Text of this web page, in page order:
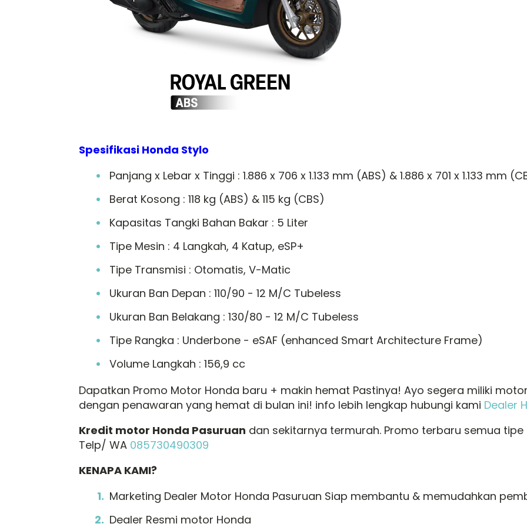
Spesifikasi Honda Stylo
Panjang x Lebar x Tinggi : 1.886 x 706 x 1.133 mm (ABS) & 1.886 x 701 x 1.133 mm
Berat Kosong : 118 kg (ABS) & 115 kg (CBS)
Kapasitas Tangki Bahan Bakar : 5 Liter
Tipe Mesin : 4 Langkah, 4 Katup, eSP+
Tipe Transmisi : Otomatis, V-Matic
Ukuran Ban Depan : 110/90 - 12 M/C Tubeless
Ukuran Ban Belakang : 130/80 - 12 M/C Tubeless
Tipe Rangka : Underbone - eSAF (enhanced Smart Architecture Frame)
Volume Langkah : 156,9 cc
Dapatkan Promo Motor Honda baru + makin hemat Pastinya! Ayo segera miliki
dengan penawaran yang hemat di bulan ini! info lebih lengkap hubungi kami Dealer
Kredit motor Honda Pasuruan dan sekitarnya termurah. Promo terbaru semua tipe
Telp/ WA 085730490309
KENAPA KAMI?
Marketing Dealer Motor Honda Pasuruan Siap membantu & memudahkan
Dealer Resmi motor Honda